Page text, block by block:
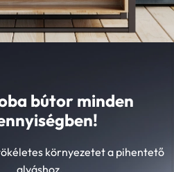
bútor minden
környezetet a pihentető